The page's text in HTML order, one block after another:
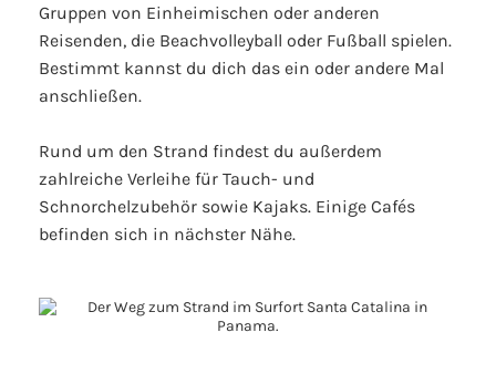
Gruppen von Einheimischen oder anderen
Reisenden, die Beachvolleyball oder Fußball spielen.
Bestimmt kannst du dich das ein oder andere Mal
anschließen.
Rund um den Strand findest du außerdem
zahlreiche Verleihe für Tauch- und
Schnorchelzubehör sowie Kajaks. Einige Cafés
befinden sich in nächster Nähe.